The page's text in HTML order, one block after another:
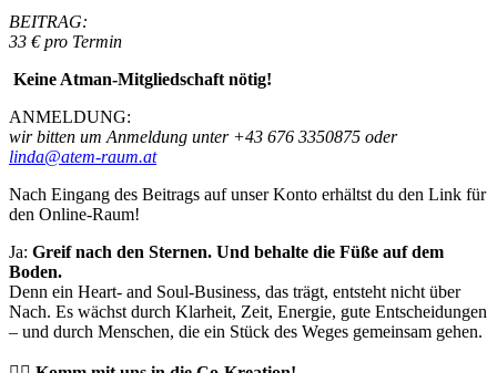
BEITRAG:
33 € pro Termin
Keine Atman-Mitgliedschaft nötig!
ANMELDUNG:
wir bitten um Anmeldung unter +43 676 3350875 oder
linda@atem-raum.at
Nach Eingang des Beitrags auf unser Konto erhältst du den Link für
den Online-Raum!
Ja: Greif nach den Sternen. Und behalte die Füße auf dem
Boden.
Denn ein Heart- and Soul-Business, das trägt, entsteht nicht über
Nach. Es wächst durch Klarheit, Zeit, Energie, gute Entscheidungen
– und durch Menschen, die ein Stück des Weges gemeinsam gehen.